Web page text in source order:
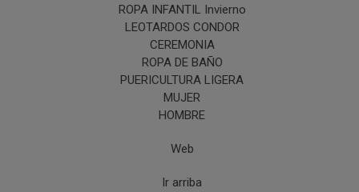
ROPA INFANTIL Invierno
LEOTARDOS CONDOR
CEREMONIA
ROPA DE BAÑO
PUERICULTURA LIGERA
MUJER
HOMBRE
Web
Ir arriba